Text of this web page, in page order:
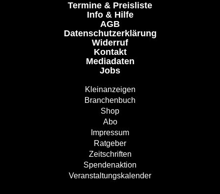
Termine & Preisliste
Info & Hilfe
AGB
Datenschutzerklärung
Widerruf
Kontakt
Mediadaten
Jobs
Kleinanzeigen
Branchenbuch
Shop
Abo
Impressum
Ratgeber
Zeitschriften
Spendenaktion
Veranstaltungskalender